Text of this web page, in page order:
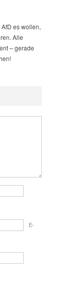
es wollen,
Alle
– gerade
E-